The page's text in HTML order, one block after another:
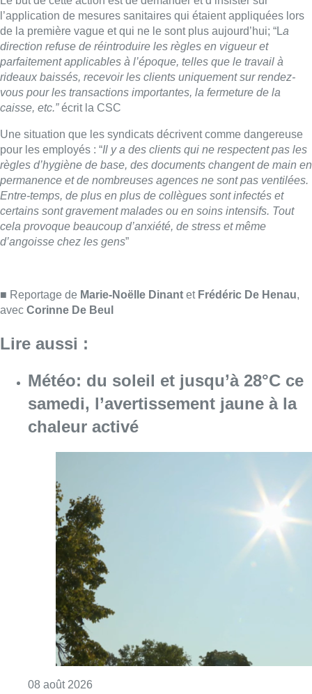
Entre-temps, de plus en plus de collègues sont infectés et
certains sont gravement malades ou en soins intensifs. Tout
cela provoque beaucoup d’anxiété, de stress et même
d’angoisse chez les gens
”
■Reportage deMarie-Noëlle Dinant
Lire aussi :
Météo: du soleil et jusqu’à 28°C ce
samedi, l’avertissement jaune à la
chaleur activé
08 août 2026Consulter l'article "Météo: du soleil et
Coups de feu sur fond de “rivalité
amoureuse” à Uccle: une personne
blessée à la jambe